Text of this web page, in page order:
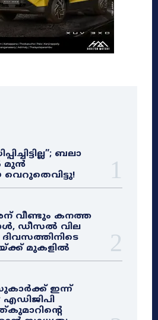
ബലാ
മുൻ
വീണ്ടും കനത്ത
ഡീസൽ വില
ദിവസത്തിനിടെ
മുകളിൽ
ഇന്ന്